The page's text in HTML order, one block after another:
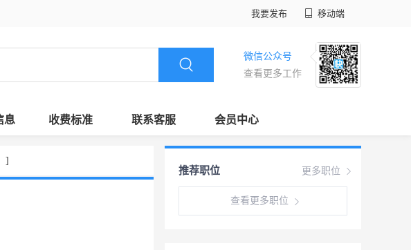
我要发布 移动端
微信公众号
查看更多工作
息 收费标准 联系客服 会员中心
]
更多职位
推荐职位
查看更多职位